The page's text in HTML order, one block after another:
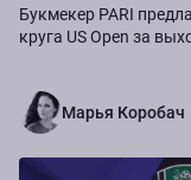
Букмекер PARI
круга US Open за
Марья Коробач